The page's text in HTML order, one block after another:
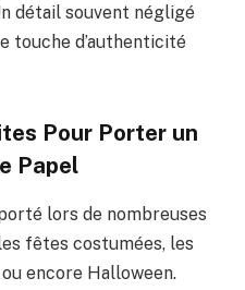
détail souvent négligé
touche d’authenticité
Pour Porter un
Papel
lors de nombreuses
fêtes costumées, les
encore Halloween.